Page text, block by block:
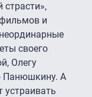
страсти»,
и
своего
Олегу
Панюшкину. А
устраивать